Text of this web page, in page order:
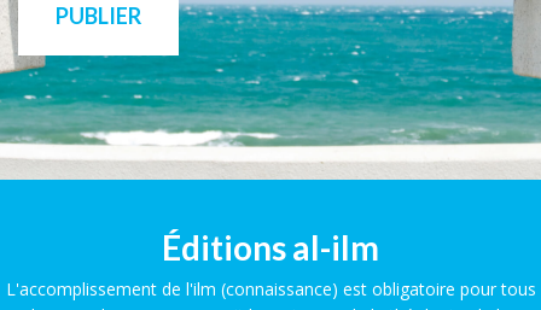
PUBLIER
Éditions al-ilm
L'accomplissement de l'ilm (connaissance) est obligatoire pour tous